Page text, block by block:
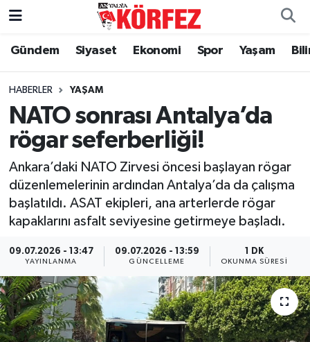
Gündem Siyaset Ekonomi Spor Yaşam
HABERLER YAŞAM
NATO sonrası Antalya’da
rögar seferberliği!
Ankara’daki NATO Zirvesi öncesi başlayan rögar
düzenlemelerinin ardından Antalya’da da çalışma
başlatıldı. ASAT ekipleri, ana arterlerde rögar
kapaklarını asfalt seviyesine getirmeye başladı.
09.07.2026 - 13:47
YAYINLANMA
09.07.2026 - 13:59
GÜNCELLEME
1 DK
OKUNMA SÜRESI
Gündem
Siyaset
Yerel Yönetim
Yaşam
Asayiş
Dünya
Eğitim
Nöbetçi Eczaneler
Hava Durumu
Trafik Durumu
Son Dakika Haberleri
Haber Arşivi